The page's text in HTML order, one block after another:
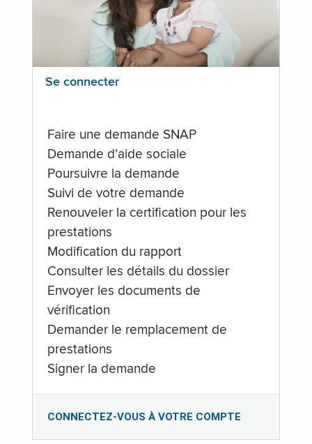
Se connecter
Faire une demande SNAP
Demande d’aide sociale
Poursuivre la demande
Suivi de votre demande
Renouveler la certification pour les
prestations
Modification du rapport
Consulter les détails du dossier
Envoyer les documents de
vérification
Demander le remplacement de
prestations
Signer la demande
CONNECTEZ-VOUS À VOTRE COMPTE